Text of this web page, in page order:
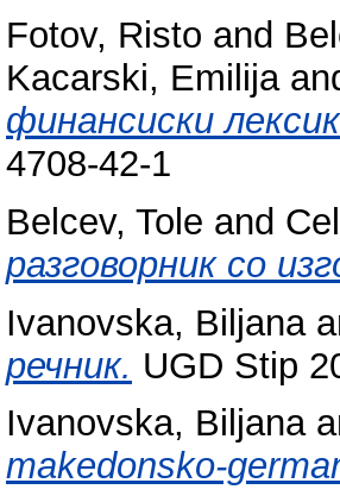
Fotov, Risto and
Kacarski, Emilija
финансиски
4708-42-1
Belcev, Tole and
разговорник со
Ivanovska, Biljana
речник. UGD Stip
Ivanovska, Biljana
makedonsko-